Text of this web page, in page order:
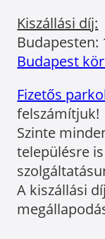
Kiszállási díj:
Budapesten:
Budapest
Fizetős
felszámítjuk!
Szinte
településre
A kiszállási